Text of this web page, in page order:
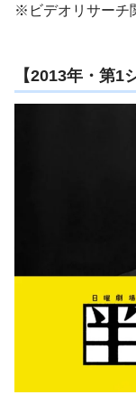
※ビデオリサーチ
【2013年・第1